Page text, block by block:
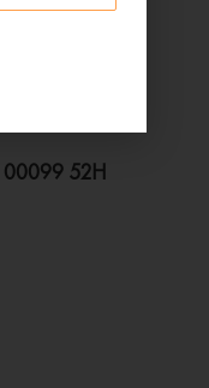
00099 52H